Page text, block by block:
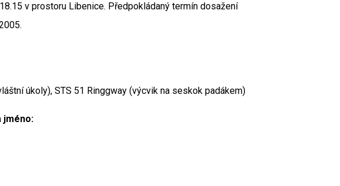
v prostoru Libenice. Předpokládaný termín dosažení
úkoly), STS 51 Ringgway (výcvik na seskok padákem)
jméno: